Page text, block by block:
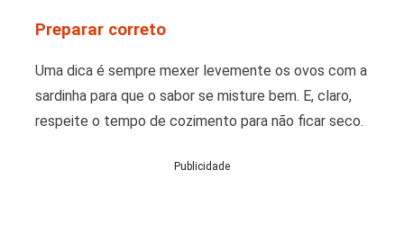
Preparar correto
Uma dica é sempre mexer levemente os ovos com a
sardinha para que o sabor se misture bem. E, claro,
respeite o tempo de cozimento para não ficar seco.
Publicidade